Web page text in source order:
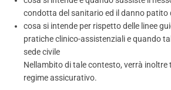
condotta del sanitario ed il danno patito
cosa si intende per rispetto delle linee
pratiche clinico-assistenziali e quando
sede civile
Nellambito di tale contesto, verrà
regime assicurativo.